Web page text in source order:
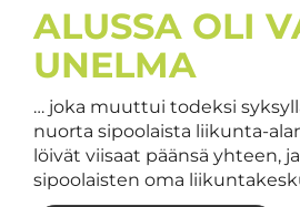
​​​​​​​ALUSSA OLI
UNELMA
… joka muuttui todeksi
nuorta sipoolaista liikunta-
löivät viisaat päänsä yhteen,
sipoolaisten oma